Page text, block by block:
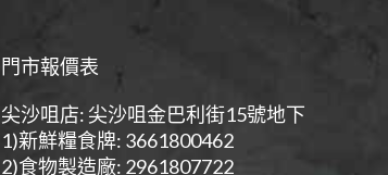
門市報價表
尖沙咀店: 尖沙咀金巴利街15號地下
1)新鮮糧食牌: 3661800462
2)食物製造廠: 2961807722